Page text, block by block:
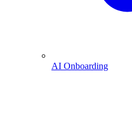
AI Onboarding